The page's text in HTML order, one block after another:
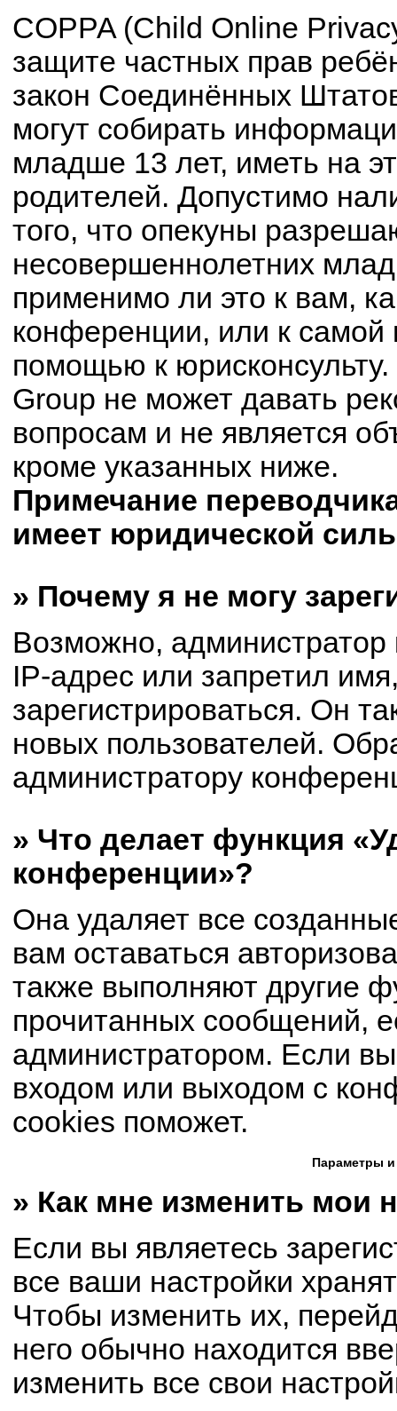
COPPA (Child Online
защите частных прав
закон Соединённых
могут собирать
младше 13 лет, иметь на
родителей. Допустимо
того, что опекуны
несовершеннолетних
применимо ли это к вам,
конференции, или к самой
помощью к
Group не может давать
вопросам и не является
кроме указанных ниже.
Примечание
имеет юридической
» Почему я не могу
Возможно,
IP-адрес или запретил
зарегистрироваться. Он
новых пользователей.
администратору
» Что делает функция
конференции»?
Она удаляет все
вам оставаться
также выполняют другие
прочитанных сообщений,
администратором. Если
входом или выходом с
cookies поможет.
Параметры и
» Как мне изменить мои
Если вы являетесь
все ваши настройки
Чтобы изменить их,
него обычно находится
изменить все свои